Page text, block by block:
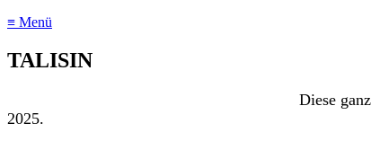
≡ Menü
TALISIN
Diese
2025.